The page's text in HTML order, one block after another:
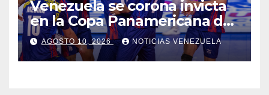
Venezuela se corona invicta
en la Copa Panamericana de
Voleibol U17
AGOSTO 10, 2026 NOTICIAS VENEZUELA